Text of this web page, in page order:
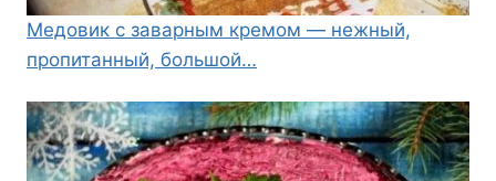
Медовик с заварным кремом — нежный,
пропитанный, большой…